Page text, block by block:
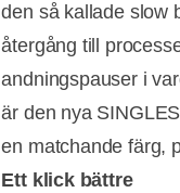
den så kallade slow
återgång till
andningspauser i
är den nya
en matchande färg,
Ett klick bättre